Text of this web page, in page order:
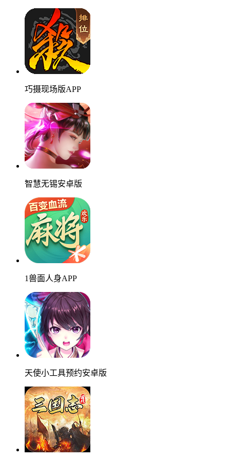
巧摄现场版APP
智慧无锡安卓版
1兽面人身APP
天使小工具预约安卓版